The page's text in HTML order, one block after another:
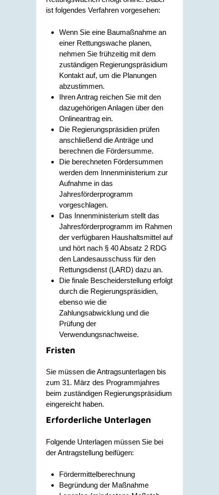
ist folgendes Verfahren vorgesehen:
Wenn Sie eine Baumaßnahme an
einer Rettungswache planen,
nehmen Sie frühzeitig mit dem
zuständigen Regierungspräsidium
Kontakt auf, um die Planungen
abzustimmen.
Ihren Antrag reichen Sie mit den
dazugehörigen Anlagen über den
Onlineantrag ein.
Die Regierungspräsidien prüfen
anschließend die Anträge und
berechnen die Fördersumme.
Die berechneten Fördersummen
werden dem Innenministerium zur
Aufnahme in das
Jahresförderprogramm
vorgeschlagen.
Das Innenministerium stellt das
Jahresförderprogramm im Rahmen
der verfügbaren Haushaltsmittel auf
und hört nach § 40 Absatz 2 RDG
den Landesausschuss für den
Rettungsdienst (LARD) dazu an.
Die finale Bescheiderstellung erfolgt
durch die Regierungspräsidien,
ebenso wie die
Zahlungsabwicklung und die
Prüfung der
Verwendungsnachweise.
Fristen
Sie müssen die Antragsunterlagen bis
zum 31. März des Programmjahres
beim zuständigen Regierungspräsidium
eingereicht haben.
Erforderliche Unterlagen
Folgende Unterlagen müssen Sie bei
der Antragstellung beifügen:
Fördermittelberechnung
Begründung der Maßnahme